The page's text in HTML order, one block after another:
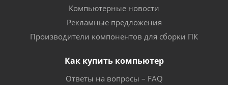
Компьютерные новости
Рекламные предложения
Производители компонентов для сборки ПК
Как купить компьютер
Ответы на вопросы – FAQ